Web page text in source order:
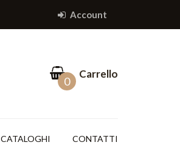
Account
0
Carrello
CATALOGHI CONTATTI